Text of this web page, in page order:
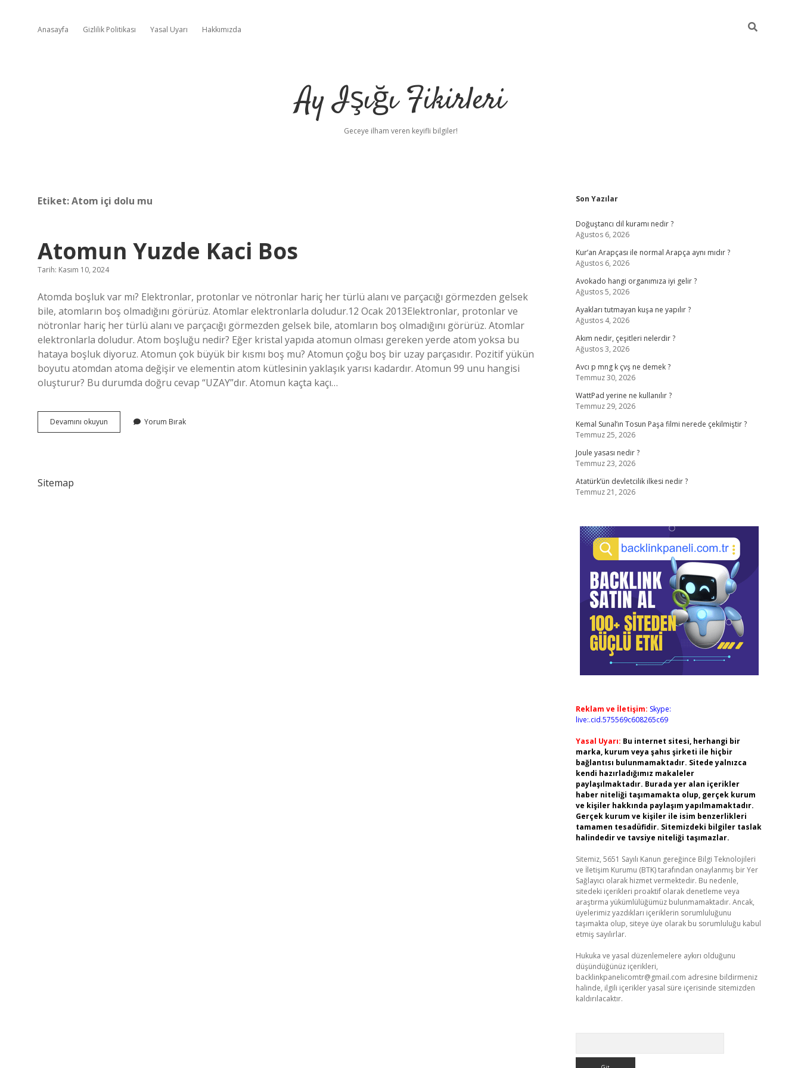
Anasayfa Gizlilik Politikası Yasal Uyarı Hakkımızda
Ay Işığı Fikirleri
Geceye ilham veren keyifli bilgiler!
Etiket:Atom içi dolu mu
Atomun Yuzde Kaci Bos
Tarih: Kasım 10, 2024
Atomda boşluk var mı? Elektronlar, protonlar ve nötronlar hariç her türlü alanı ve parçacığı görmezden gelsek
bile, atomların boş olmadığını görürüz. Atomlar elektronlarla doludur.12 Ocak 2013Elektronlar, protonlar ve
nötronlar hariç her türlü alanı ve parçacığı görmezden gelsek bile, atomların boş olmadığını görürüz. Atomlar
elektronlarla doludur. Atom boşluğu nedir? Eğer kristal yapıda atomun olması gereken yerde atom yoksa bu
hataya boşluk diyoruz. Atomun çok büyük bir kısmı boş mu? Atomun çoğu boş bir uzay parçasıdır. Pozitif yükün
boyutu atomdan atoma değişir ve elementin atom kütlesinin yaklaşık yarısı kadardır. Atomun 99 unu hangisi
oluşturur? Bu durumda doğru cevap “UZAY”dır. Atomun kaçta kaçı…
Devamını okuyun Atomun
Yuzde
Yorum Bırak
Sitemap
Sidebar
Son Yazılar
Doğuştancı dil kuramı nedir ?
Ağustos 6, 2026
Kur’an Arapçası ile normal Arapça aynı mıdır ?
Ağustos 6, 2026
Avokado hangi organımıza iyi gelir ?
Ağustos 5, 2026
Ayakları tutmayan kuşa ne yapılır ?
Ağustos 4, 2026
Akım nedir, çeşitleri nelerdir ?
Ağustos 3, 2026
Avcı p mng k çvş ne demek ?
Temmuz 30, 2026
WattPad yerine ne kullanılır ?
Temmuz 29, 2026
Kemal Sunal’ın Tosun Paşa filmi nerede çekilmiştir ?
Temmuz 25, 2026
Joule yasası nedir ?
Temmuz 23, 2026
Atatürk’ün devletcilik ilkesi nedir ?
Temmuz 21, 2026
Reklam ve İletişim: Skype:
live:.cid.575569c608265c69
Yasal Uyarı: Bu internet sitesi, herhangi bir
marka, kurum veya şahıs şirketi ile hiçbir
bağlantısı bulunmamaktadır. Sitede yalnızca
kendi hazırladığımız makaleler
paylaşılmaktadır. Burada yer alan içerikler
haber niteliği taşımamakta olup, gerçek kurum
ve kişiler hakkında paylaşım yapılmamaktadır.
Gerçek kurum ve kişiler ile isim benzerlikleri
tamamen tesadüfidir. Sitemizdeki bilgiler taslak
halindedir ve tavsiye niteliği taşımazlar.
Sitemiz, 5651 Sayılı Kanun gereğince Bilgi Teknolojileri
ve İletişim Kurumu (BTK) tarafından onaylanmış bir Yer
Sağlayıcı olarak hizmet vermektedir. Bu nedenle,
sitedeki içerikleri proaktif olarak denetleme veya
araştırma yükümlülüğümüz bulunmamaktadır. Ancak,
üyelerimiz yazdıkları içeriklerin sorumluluğunu
taşımakta olup, siteye üye olarak bu sorumluluğu kabul
etmiş sayılırlar.
Hukuka ve yasal düzenlemelere aykırı olduğunu
düşündüğünüz içerikleri,
backlinkpanelicomtr@gmail.com adresine bildirmeniz
halinde, ilgili içerikler yasal süre içerisinde sitemizden
kaldırılacaktır.